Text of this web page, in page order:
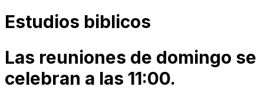
Estudios biblicos
Las reuniones de domingo se
celebran a las 11:00.